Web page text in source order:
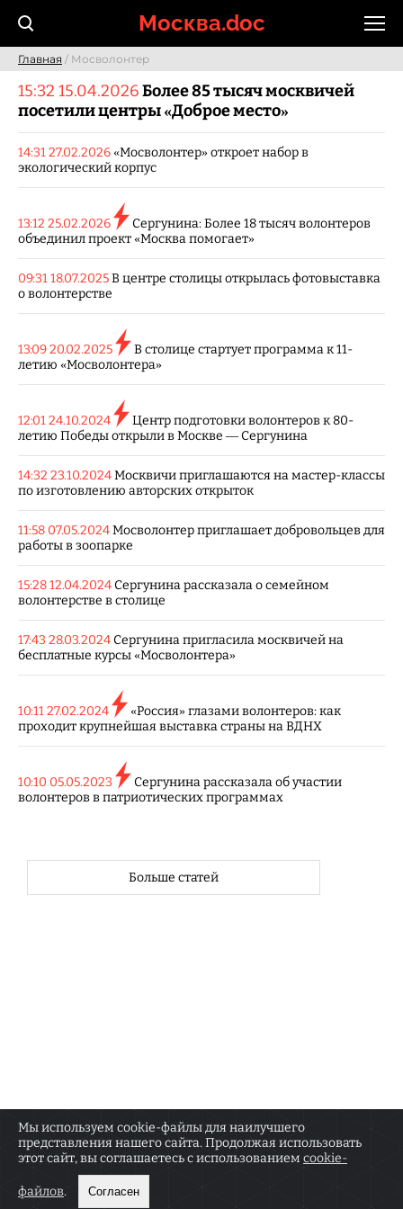
Москва.doc
Главная / Мосволонтер
15:32 15.04.2026Более 85 тысяч москвичей
посетили центры «Доброе место»
14:31 27.02.2026«Мосволонтер» откроет набор в
экологический корпус
13:12 25.02.2026
Сергунина: Более 18 тысяч волонтеров
объединил проект «Москва помогает»
09:31 18.07.2025В центре столицы открылась фотовыставка
о волонтерстве
13:09 20.02.2025
В столице стартует программа к 11-
летию «Мосволонтера»
12:01 24.10.2024
Центр подготовки волонтеров к 80-
летию Победы открыли в Москве — Сергунина
14:32 23.10.2024Москвичи приглашаются на мастер-классы
по изготовлению авторских открыток
11:58 07.05.2024Мосволонтер приглашает добровольцев для
работы в зоопарке
15:28 12.04.2024Сергунина рассказала о семейном
волонтерстве в столице
17:43 28.03.2024Сергунина пригласила москвичей на
бесплатные курсы «Мосволонтера»
10:11 27.02.2024
«Россия» глазами волонтеров: как
проходит крупнейшая выставка страны на ВДНХ
10:10 05.05.2023
Сергунина рассказала об участии
волонтеров в патриотических программах
Больше статей
О РЕДАКЦИИ КОНТАКТЫ
18+
Сетевое издание «Москва.doc» зарегистрировано
информационных технологий и массовых
Мы используем cookie-файлы для наилучшего
представления нашего сайта. Продолжая использовать
этот сайт, вы соглашаетесь с использованием cookie-
файлов. Согласен